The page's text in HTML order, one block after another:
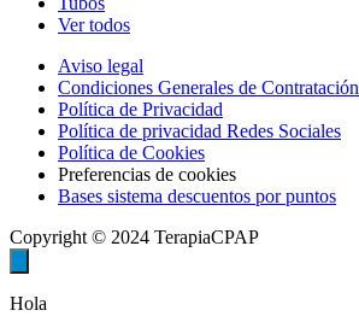
Ver todos
Aviso legal
Condiciones Generales de Contratación
Política de Privacidad
Política de privacidad Redes Sociales
Política de Cookies
Preferencias de cookies
Bases sistema descuentos por puntos
Copyright © 2024 TerapiaCPAP
Hola